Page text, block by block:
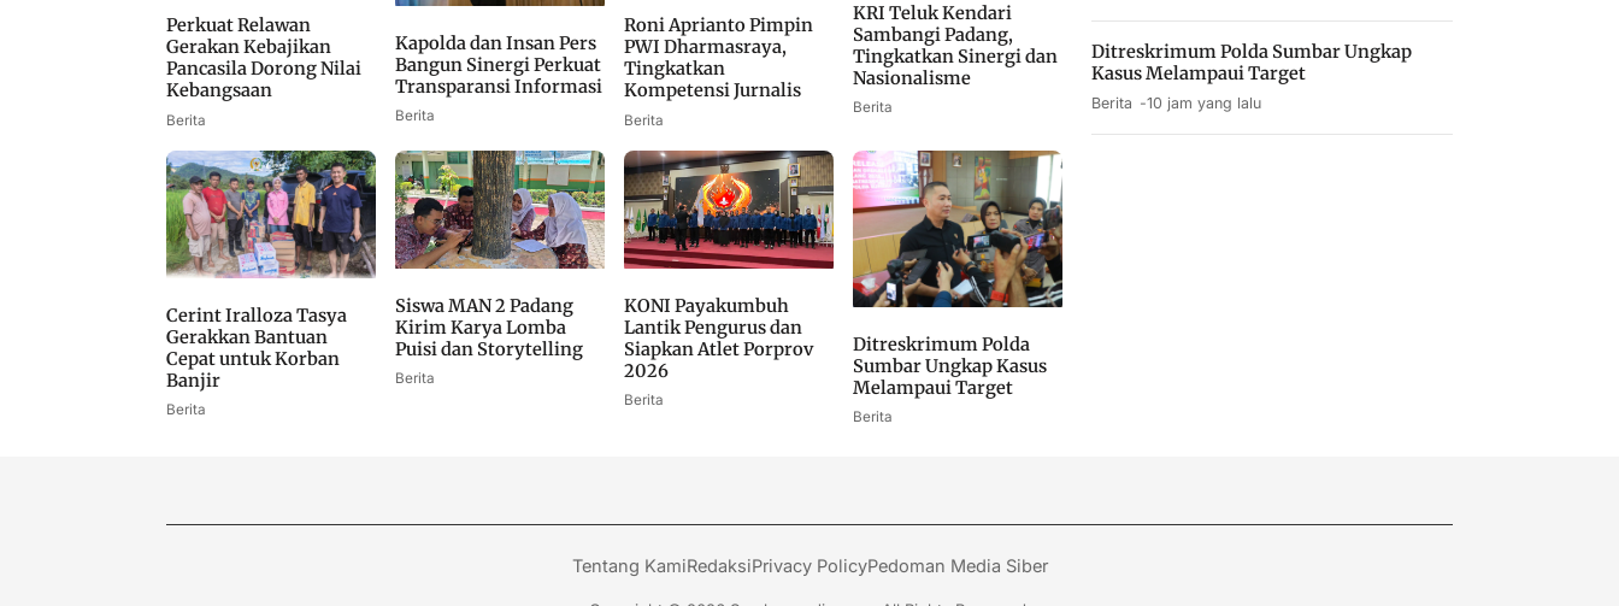
Perkuat Relawan
Gerakan Kebajikan
Pancasila Dorong Nilai
Kebangsaan
Berita
Kapolda dan Insan Pers
Bangun Sinergi Perkuat
Transparansi Informasi
Berita
Roni Aprianto Pimpin
PWI Dharmasraya,
Tingkatkan
Kompetensi Jurnalis
Berita
KRI Teluk Kendari
Sambangi Padang,
Tingkatkan Sinergi dan
Nasionalisme
Berita
Cerint Iralloza Tasya
Gerakkan Bantuan
Cepat untuk Korban
Banjir
Berita
Siswa MAN 2 Padang
Kirim Karya Lomba
Puisi dan Storytelling
Berita
KONI Payakumbuh
Lantik Pengurus dan
Siapkan Atlet Porprov
2026
Berita
Ditreskrimum Polda
Sumbar Ungkap Kasus
Melampaui Target
Berita
Ditreskrimum Polda Sumbar Ungkap
Kasus Melampaui Target
Berita 10 jam yang lalu
Tentang KamiRedaksiPrivacy PolicyPedoman Media Siber